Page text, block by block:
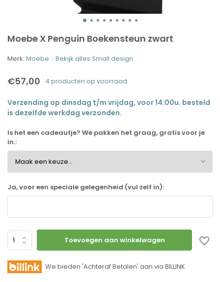
Moebe X Penguin Boekensteun zwart
Merk: Moebe Bekijk alles Small design
€57,00 4 producten op voorraad
Verzending op dinsdag t/m vrijdag, voor 14:00u. besteld
is dezelfde werkdag verzonden.
Is het een cadeautje? We pakken het graag, gratis voor je
in.:
Ja, voor een speciale gelegenheid (vul zelf in):
Toevoegen aan winkelwagen
We bieden 'Achteraf Betalen' aan via BILLINK.